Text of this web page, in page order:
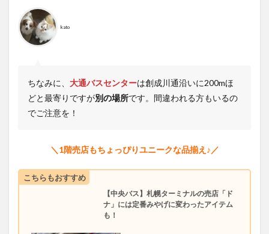
kato
ちなみに、 大通バスセンターは創成川通沿いに200mほ
どと最寄りですが別の場所です。間違われる方もいるの
でご注意を！
＼1階売店もちょっぴりユニークな品揃え♪／
こちらもおすすめ
【中央バス】札幌ターミナルの売店「ド
ナ」には定番みやげに変わったアイテム
も！